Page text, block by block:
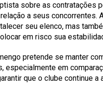
sobre as contratações
a seus concorrentes.
seu elenco, mas
em risco sua
pretende se manter
especialmente em
que o clube continue